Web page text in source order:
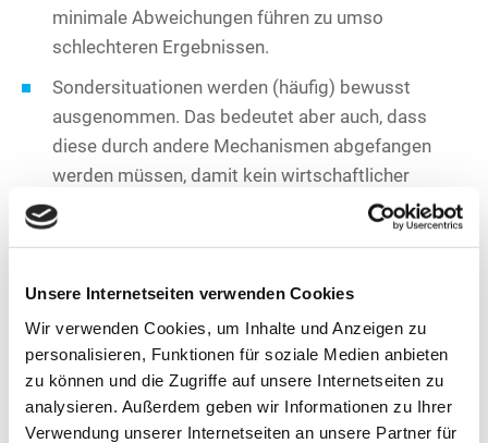
Unsere Internetseiten verwenden Cookies
Wir verwenden Cookies, um Inhalte und Anzeigen zu
personalisieren, Funktionen für soziale Medien anbieten
zu können und die Zugriffe auf unsere Internetseiten zu
analysieren. Außerdem geben wir Informationen zu Ihrer
Verwendung unserer Internetseiten an unsere Partner für
minimale Abweichungen führen zu umso
schlechteren Ergebnissen.
Sondersituationen werden (häufig) bewusst
ausgenommen. Das bedeutet aber auch, dass
diese durch andere Mechanismen abgefangen
werden müssen, damit kein wirtschaftlicher
Schaden entstehen kann.
Jeder Test ist nur so gut wie die Daten, mit denen
auch Positionsdaten müssen historisch
vollständig und korrekt sein.
Man kann mehr oder weniger Aufwand betreiben, um
den einzelnen Punkten zu begegnen. Am wichtigsten